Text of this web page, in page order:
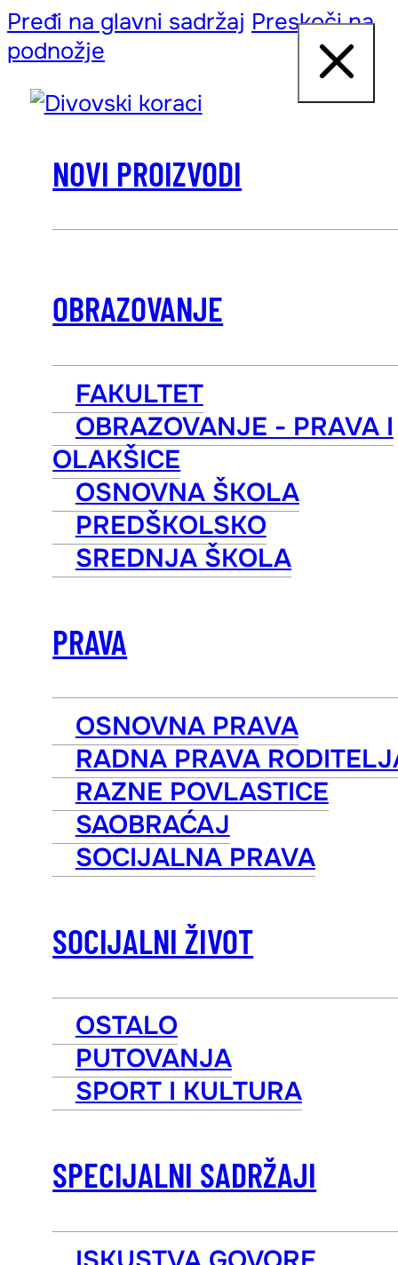
Pređi na glavni sadržaj Preskoči na
podnožje
NOVI PROIZVODI
OBRAZOVANJE
FAKULTET
OBRAZOVANJE - PRAVA I
OLAKŠICE
OSNOVNA ŠKOLA
PREDŠKOLSKO
SREDNJA ŠKOLA
PRAVA
OSNOVNA PRAVA
RADNA PRAVA
RAZNE POVLASTICE
SAOBRAĆAJ
SOCIJALNA PRAVA
SOCIJALNI ŽIVOT
OSTALO
PUTOVANJA
SPORT I KULTURA
SPECIJALNI SADRŽAJI